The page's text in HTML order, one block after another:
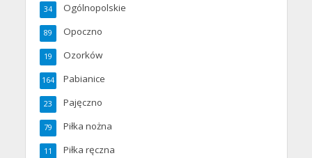
Ogólnopolskie
34
Opoczno
89
Ozorków
19
Pabianice
164
Pajęczno
23
Piłka nożna
79
Piłka ręczna
11